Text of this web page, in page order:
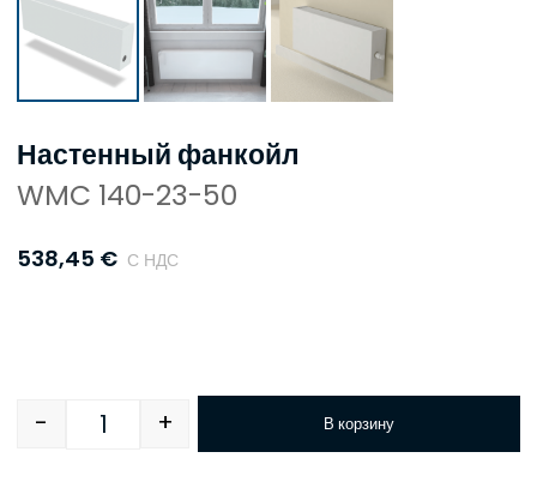
Настенный фанкойл
WMC 140-23-50
538,45 € С НДС
Quantity
- + В корзину